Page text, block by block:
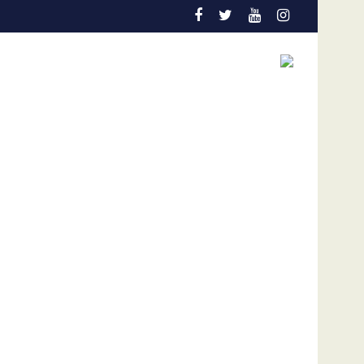
debería pautarse para diciembre de 2028”
Cáncer de pulmón en Venezuela: la detección